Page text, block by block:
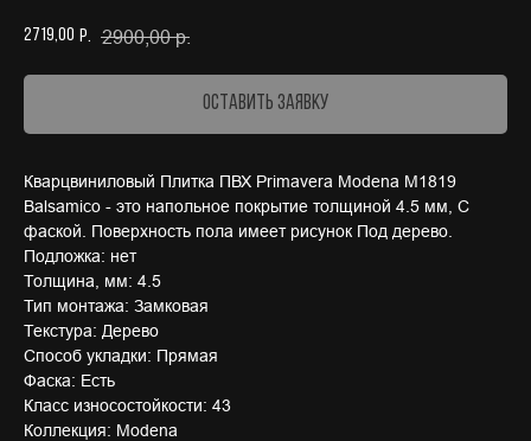
2719,00 р. 2900,00 р.
Оставить заявку
Кварцвиниловый Плитка ПВХ Primavera Modena M1819
Balsamico - это напольное покрытие толщиной 4.5 мм, С
фаской. Поверхность пола имеет рисунок Под дерево.
Подложка: нет
Толщина, мм: 4.5
Тип монтажа: Замковая
Текстура: Дерево
Способ укладки: Прямая
Фаска: Есть
Класс износостойкости: 43
Коллекция: Modena